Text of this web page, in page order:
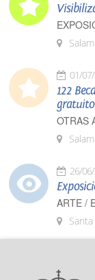
01/
122
gratuito
OTRAS
26/
ARTE /